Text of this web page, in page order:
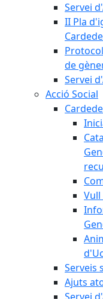
Servei
II Pla
de
Servei
Acció Social
Serveis
Ajuts